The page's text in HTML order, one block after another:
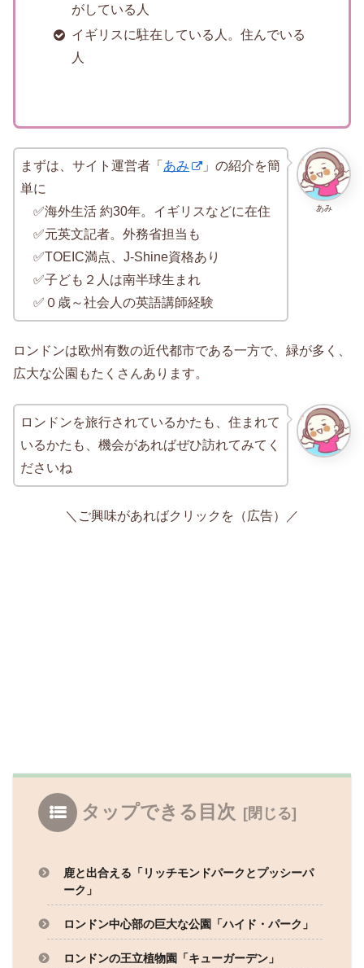
がしている人
イギリスに駐在している人。住んでいる
人
あみ
まずは、サイト運営者「 あみ
」の紹介を簡
単に
✅海外生活 約30年。イギリスなどに在住
✅元英文記者。外務省担当も
✅TOEIC満点、J-Shine資格あり
✅子ども２人は南半球生まれ
✅０歳～社会人の英語講師経験
ロンドンは欧州有数の近代都市である一方で、緑が多く、
広大な公園もたくさんあります。
ロンドンを旅行されているかたも、住まれて
いるかたも、機会があればぜひ訪れてみてく
ださいね
＼ご興味があればクリックを（広告）／
タップできる目次
鹿と出合える「リッチモンドパークとプッシーパ
ーク」
ロンドン中心部の巨大な公園「ハイド・パーク」
ロンドンの王立植物園「キューガーデン」